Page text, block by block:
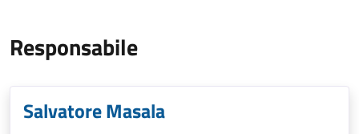
Responsabile
Salvatore Masala